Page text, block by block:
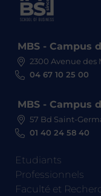
MBS - Campus
2300 Avenue
04 67 10 25 00
MBS - Campus
57 Bd Saint-
01 40 24 58 40
Etudiants
Professionnels
Faculté et